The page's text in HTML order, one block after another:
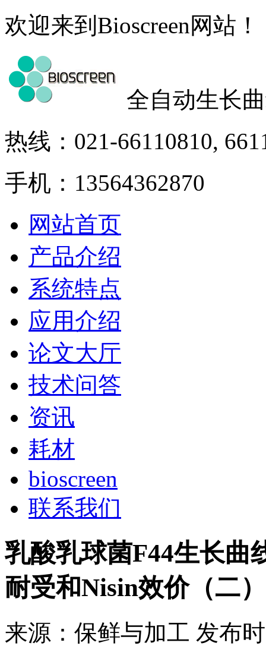
欢迎来到Bioscreen网站！
全自动生长
热线：021-66110810,
手机：13564362870
网站首页
产品介绍
系统特点
应用介绍
论文大厅
技术问答
资讯
耗材
bioscreen
联系我们
乳酸乳球菌F44生长曲
耐受和Nisin效价（二）
来源： 保鲜与加工 发布